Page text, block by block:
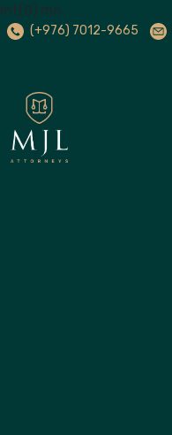
(+976) 7012-9665
int(0) mn